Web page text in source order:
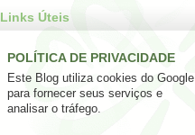
Links Úteis
POLÍTICA DE PRIVACIDADE
Este Blog utiliza cookies do Google
para fornecer seus serviços e
analisar o tráfego.